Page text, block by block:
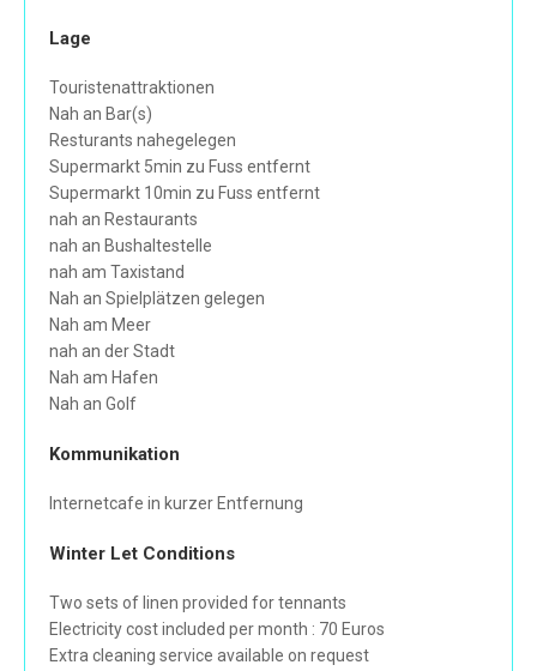
Lage
Touristenattraktionen
Nah an Bar(s)
Resturants nahegelegen
Supermarkt 5min zu Fuss entfernt
Supermarkt 10min zu Fuss entfernt
nah an Restaurants
nah an Bushaltestelle
nah am Taxistand
Nah an Spielplätzen gelegen
Nah am Meer
nah an der Stadt
Nah am Hafen
Nah an Golf
Kommunikation
Internetcafe in kurzer Entfernung
Winter Let Conditions
Two sets of linen provided for tennants
Electricity cost included per month : 70 Euros
Extra cleaning service available on request